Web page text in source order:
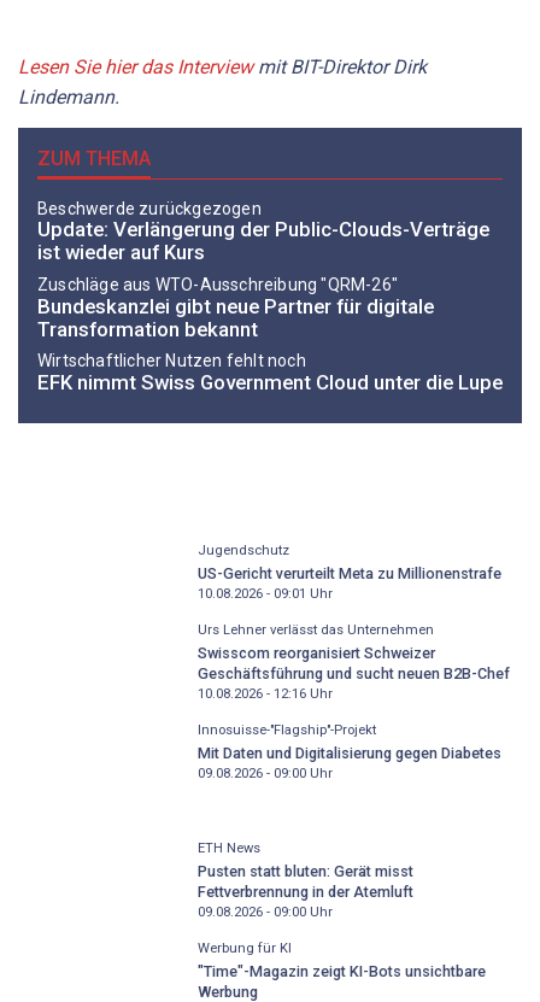
Lesen Sie hier das Interviewmit BIT-Direktor Dirk
Lindemann.
ZUM THEMA
Beschwerde zurückgezogen
Update: Verlängerung der Public-Clouds-Verträge
ist wieder auf Kurs
Zuschläge aus WTO-Ausschreibung "QRM-26"
Bundeskanzlei gibt neue Partner für digitale
Transformation bekannt
Wirtschaftlicher Nutzen fehlt noch
EFK nimmt Swiss Government Cloud unter die Lupe
Jugendschutz
US-Gericht verurteilt Meta zu Millionenstrafe
10.08.2026 - 09:01 Uhr
Urs Lehner verlässt das Unternehmen
Swisscom reorganisiert Schweizer
Geschäftsführung und sucht neuen B2B-Chef
10.08.2026 - 12:16Uhr
Innosuisse-"Flagship"-Projekt
Mit Daten und Digitalisierung gegen Diabetes
09.08.2026 - 09:00Uhr
ETH News
Pusten statt bluten: Gerät misst
Fettverbrennung in der Atemluft
09.08.2026 - 09:00Uhr
Werbung für KI
"Time"-Magazin zeigt KI-Bots unsichtbare
Werbung